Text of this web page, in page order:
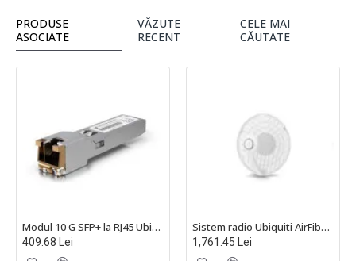
PRODUSE
ASOCIATE
VĂZUTE
RECENT
CELE MAI
CĂUTATE
Modul 10 G SFP+ la RJ45 Ubiquiti - UACC-CM-RJ45-10G
409.68 Lei
Sistem radio Ubiquiti AirFiber 60 GHz Long Range GbE RJ45 PoE Bluetooth GPS integrat UISP, AF60-LR
1,761.45 Lei